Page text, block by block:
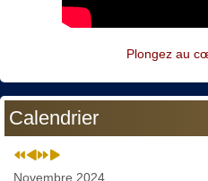
Plongez au
Calendrier
Novembre 2024